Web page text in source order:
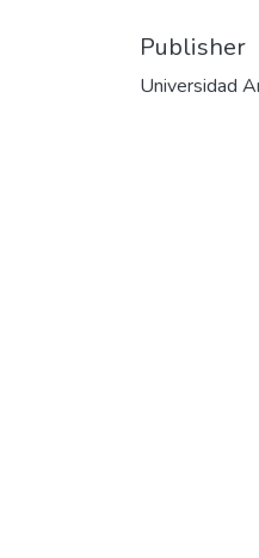
Publisher
Universidad